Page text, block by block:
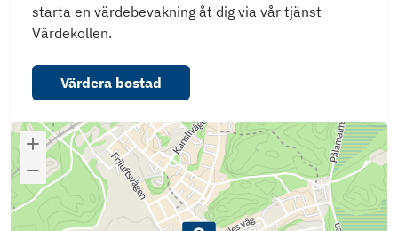
starta en värdebevakning åt dig via vår tjänst
Värdekollen.
Värdera bostad